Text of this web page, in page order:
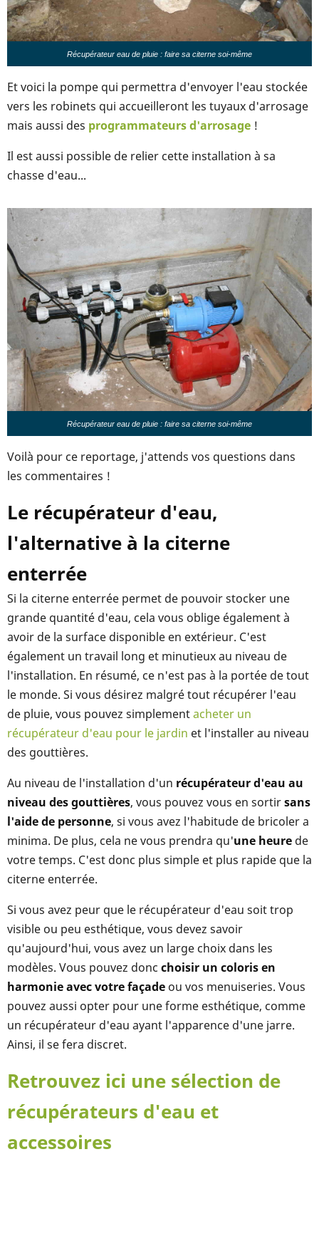
Récupérateur eau de pluie : faire sa citerne soi-même
Et voici la pompe qui permettra d'envoyer l'eau stockée
vers les robinets qui accueilleront les tuyaux d'arrosage
mais aussi des programmateurs d'arrosage !
Il est aussi possible de relier cette installation à sa
chasse d'eau...
Récupérateur eau de pluie : faire sa citerne soi-même
Voilà pour ce reportage, j'attends vos questions dans
les commentaires !
Le récupérateur d'eau,
l'alternative à la citerne
enterrée
Si la citerne enterrée permet de pouvoir stocker une
grande quantité d'eau, cela vous oblige également à
avoir de la surface disponible en extérieur. C'est
également un travail long et minutieux au niveau de
l'installation. En résumé, ce n'est pas à la portée de tout
le monde. Si vous désirez malgré tout récupérer l'eau
de pluie, vous pouvez simplementacheter un
récupérateur d'eau pour le jardin et l'installer au niveau
des gouttières.
Au niveau de l'installation d'un récupérateur d'eau au
niveau des gouttières, vous pouvez vous en sortirsans
l'aide de personne, si vous avez l'habitude de bricoler a
minima. De plus, cela ne vous prendra qu'une heure de
votre temps. C'est donc plus simple et plus rapide que la
citerne enterrée.
Si vous avez peur que le récupérateur d'eau soit trop
visible ou peu esthétique, vous devez savoir
qu'aujourd'hui, vous avez un large choix dans les
modèles. Vous pouvez donc choisir un coloris en
harmonie avec votre façade ou vos menuiseries. Vous
pouvez aussi opter pour une forme esthétique, comme
un récupérateur d'eau ayant l'apparence d'une jarre.
Ainsi, il se fera discret.
Retrouvez ici une sélection de
récupérateurs d'eau et
accessoires